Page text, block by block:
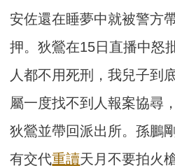
安佐還在睡夢中就被警方
押。狄鶯在15日直播中怒
人都不用死刑，我兒子到
屬一度找不到人報案協尋
狄鶯並帶回派出所。孫鵬
有交代重讀天月不要拍火